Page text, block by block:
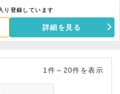
リアの物件になりますので、お早め
不可：アジア料理／焼肉／串揚げ）
り登録しています
詳細を見る
1件～20件を表示